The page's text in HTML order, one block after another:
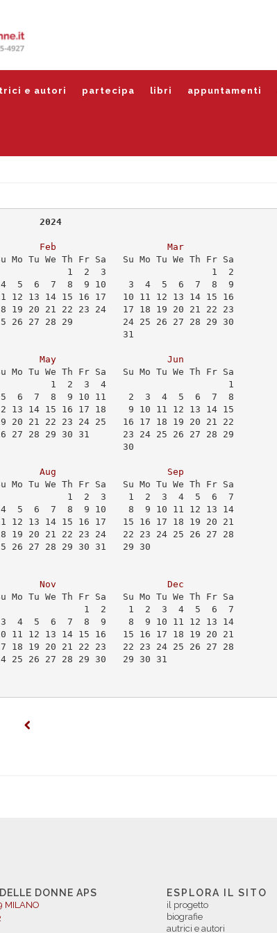
e autori partecipa libri appuntamenti
2024
Feb
Mar
Mo Tu We Th Fr Sa   Su Mo Tu We Th Fr Sa
1  2  3                   1  2
5  6  7  8  9 10    3  4  5  6  7  8  9
12 13 14 15 16 17   10 11 12 13 14 15 16
19 20 21 22 23 24   17 18 19 20 21 22 23
26 27 28 29         24 25 26 27 28 29 30
31
May
Jun
Mo Tu We Th Fr Sa   Su Mo Tu We Th Fr Sa
1  2  3  4                      1
6  7  8  9 10 11    2  3  4  5  6  7  8
13 14 15 16 17 18    9 10 11 12 13 14 15
20 21 22 23 24 25   16 17 18 19 20 21 22
27 28 29 30 31      23 24 25 26 27 28 29
30
Aug
Sep
Mo Tu We Th Fr Sa   Su Mo Tu We Th Fr Sa
1  2  3    1  2  3  4  5  6  7
5  6  7  8  9 10    8  9 10 11 12 13 14
12 13 14 15 16 17   15 16 17 18 19 20 21
19 20 21 22 23 24   22 23 24 25 26 27 28
25 26 27 28 29 30 31   29 30
Nov
Dec
Mo Tu We Th Fr Sa   Su Mo Tu We Th Fr Sa
1  2    1  2  3  4  5  6  7
4  5  6  7  8  9    8  9 10 11 12 13 14
11 12 13 14 15 16   15 16 17 18 19 20 21
18 19 20 21 22 23   22 23 24 25 26 27 28
24 25 26 27 28 29 30   29 30 31
DONNE APS
MILANO
ESPLORA IL SITO
il progetto
biografie
autrici e autori